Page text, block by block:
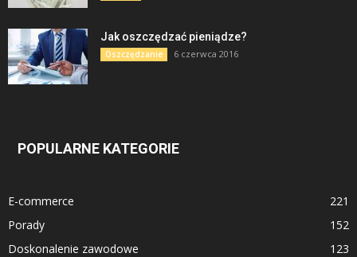
Jak oszczędzać pieniądze?
Oszczędzanie 6 czerwca 2016
POPULARNE KATEGORIE
E-commerce
221
Porady
152
Doskonalenie zawodowe
123